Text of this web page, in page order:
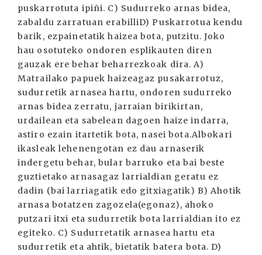
puskarrotuta ipiñi. C) Sudurreko arnas bidea,
zabaldu zarratuan erabilliD) Puskarrotua kendu
barik, ezpainetatik haizea bota, putzitu. Joko
hau osotuteko ondoren esplikauten diren
gauzak ere behar beharrezkoak dira. A)
Matrailako papuek haizeagaz pusakarrotuz,
sudurretik arnasea hartu, ondoren sudurreko
arnas bidea zerratu, jarraian birikirtan,
urdailean eta sabelean dagoen haize indarra,
astiro ezain itartetik bota, nasei bota.Albokari
ikasleak lehenengotan ez dau arnaserik
indergetu behar, bular barruko eta bai beste
guztietako arnasagaz larrialdian geratu ez
dadin (bai larriagatik edo gitxiagatik) B) Ahotik
arnasa botatzen zagozela(egonaz), ahoko
putzari itxi eta sudurretik bota larrialdian ito ez
egiteko. C) Sudurretatik arnasea hartu eta
sudurretik eta ahtik, bietatik batera bota. D)